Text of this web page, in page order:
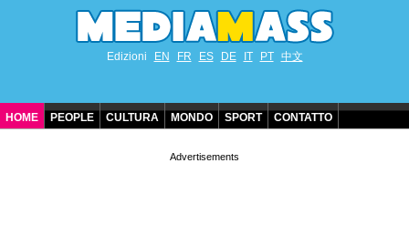
Edizioni EN FR ES DE IT PT 中文
HOME PEOPLE CULTURA MONDO SPORT CONTATTO